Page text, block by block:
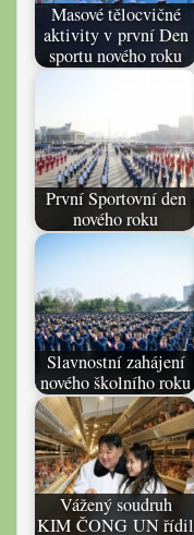
Masové tělocvičné
aktivity v první Den
sportu nového roku
První Sportovní den
nového roku
Slavnostní zahájení
nového školního roku
Vážený soudruh
KIM ČONG UN řídil